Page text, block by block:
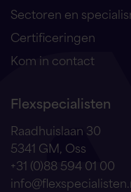
Sectoren en
Certificeringen
Kom in contact
Flexspecialisten
Raadhuislaan 30
5341 GM, Oss
+31 (0)88 594 01 00